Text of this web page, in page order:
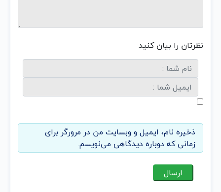
نظرتان را بیان کنید
ذخیره نام، ایمیل و وبسایت من در مرورگر برای
زمانی که دوباره دیدگاهی می‌نویسم.